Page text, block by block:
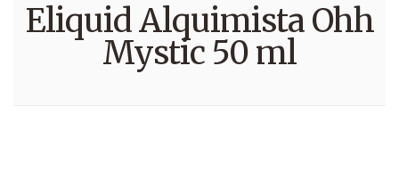
Eliquid Alquimista Ohh
Mystic 50 ml